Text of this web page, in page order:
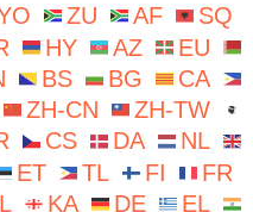
ZU AF
SQ
HY AZ
EU
BS BG
CA
ZH-CN
ZH-TW
CS DA
NL
ET TL FI
FR
KA DE
EL